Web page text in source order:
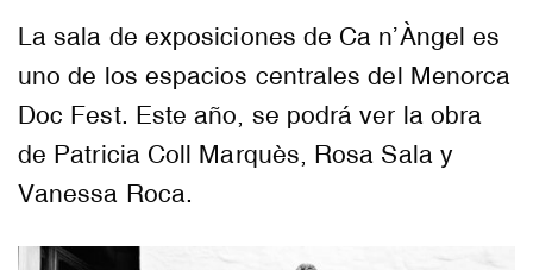
La sala de exposiciones de Ca n’Àngel es
uno de los espacios centrales del Menorca
Doc Fest. Este año, se podrá ver la obra
de Patricia Coll Marquès, Rosa Sala y
Vanessa Roca.